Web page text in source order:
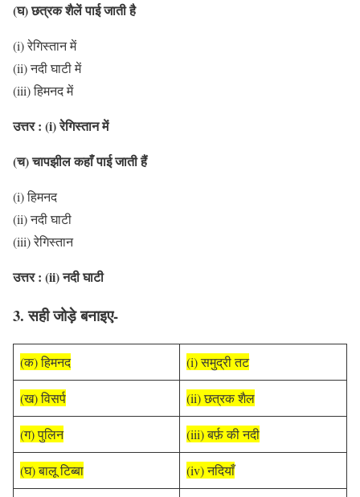
(घ) छत्रक शैलें पाई जाती है
(i) रेगिस्तान में
(ii) नदी घाटी में
(iii) हिमनद में
उत्तर : (i) रेगिस्तान में
(च) चापझील कहाँ पाई जाती हैं
(i) हिमनद
(ii) नदी घाटी
(iii) रेगिस्तान
उत्तर : (ii) नदी घाटी
3. सही जोड़े बनाइए-
(क) हिमनद (i) समुद्री तट
(ख) विसर्प (ii) छत्रक शैल
(ग) पुलिन (iii) बर्फ़ की नदी
(घ) बालू टिब्बा (iv) नदियाँ